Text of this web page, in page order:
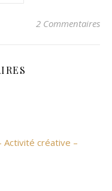
2 Commentaires
Activité créative –